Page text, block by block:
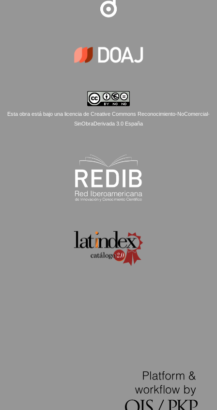
Esta obra está bajo una licencia de Creative Commons Reconocimiento-NoComercial-
SinObraDerivada 3.0 España